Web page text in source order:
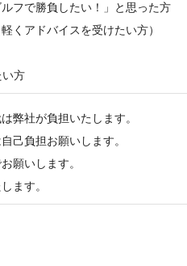
フで勝負したい！」と思った方
くアドバイスを受けたい方）
方
弊社が負担いたします。
己負担お願いします。
願いします。
ます。